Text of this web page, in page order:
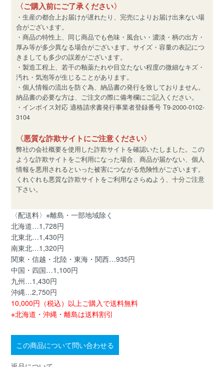
〈ご購入前にご了承ください〉
・生産の都合上お届けが遅れたり、完売によりお届け出来ない場
合がございます。
・商品の特性上、同じ商品でも色味・風合い・濃淡・柄の出方・
厚み等が多少異なる場合がございます。サイズ・容量の表記につ
きましても多少の誤差がございます。
・製造工程上、若干の釉薬たれや目立たない程度の微細なキズ・
汚れ・気泡等が生じることがあります。
・個人情報の流出を防ぐ為、納品書の発行を致しておりません。
納品書の必要な方は、ご注文の際に備考欄にご記入ください。
・インボイス対応 適格請求書発行事業者登録番号 T9-2000-0102-
3104
〈悪質な詐欺サイトにご注意ください〉
弊社の会社概要を使用した詐欺サイトを確認いたしました。この
ような詐欺サイトをご利用になった場合、商品が届かない、個人
情報を悪用されるといった被害につながる危険性がございます。
くれぐれも悪質な詐欺サイトをご利用なさらぬよう、十分ご注意
下さい。
〈配送料〉※離島・一部地域除く
北海道…1,728円
北東北…1,430円
南東北…1,320円
関東・信越・北陸・東海・関西…935円
中国・四国…1,100円
九州…1,430円
沖縄…2,750円
10,000円（税込）以上ご購入で送料無料
※北海道・沖縄・離島は送料割引
この商品について問い合わせる